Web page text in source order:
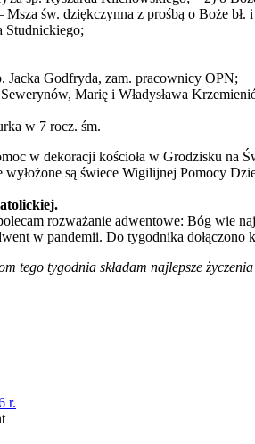
św. dziękczynna z prośbą o Boże bł.
Studnickiego;
Jacka Godfryda, zam. pracownicy OPN;
Marię i Władysława
w 7 rocz. śm.
w dekoracji kościoła w Grodzisku na
wyłożone są świece Wigilijnej Pomocy
rozważanie adwentowe: Bóg wie
w pandemii. Do tygodnika dołączono
tego tygodnia składam najlepsze
r.